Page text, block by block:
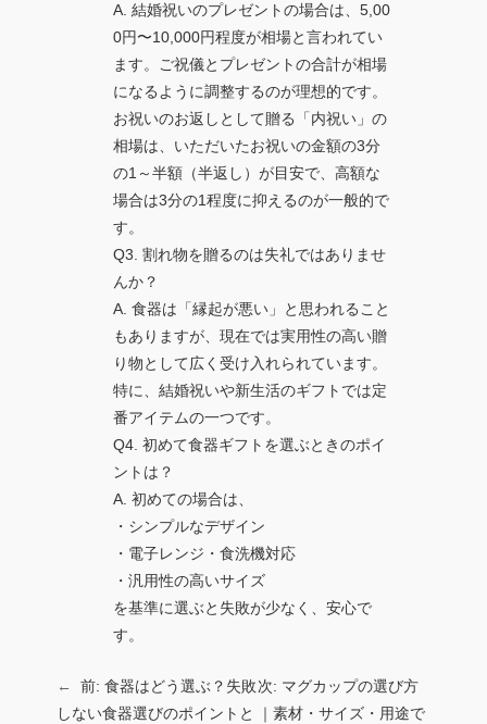
A. 結婚祝いのプレゼントの場合は、5,00
0円〜10,000円程度が相場と言われてい
ます。ご祝儀とプレゼントの合計が相場
になるように調整するのが理想的です。
お祝いのお返しとして贈る「内祝い」の
相場は、いただいたお祝いの金額の3分
の1～半額（半返し）が目安で、高額な
場合は3分の1程度に抑えるのが一般的で
す。
Q3. 割れ物を贈るのは失礼ではありませ
んか？
A. 食器は「縁起が悪い」と思われること
もありますが、現在では実用性の高い贈
り物として広く受け入れられています。
特に、結婚祝いや新生活のギフトでは定
番アイテムの一つです。
Q4. 初めて食器ギフトを選ぶときのポイ
ントは？
A. 初めての場合は、
・シンプルなデザイン
・電子レンジ・食洗機対応
・汎用性の高いサイズ
を基準に選ぶと失敗が少なく、安心で
す。
← 前: 食器はどう選ぶ？失敗
しない食器選びのポイントと
次: マグカップの選び方
｜素材・サイズ・用途で